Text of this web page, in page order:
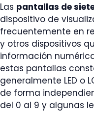
Las pantallas de
dispositivo de
frecuentemente en
y otros dispositivos
información
estas pantallas
generalmente LED o
de forma
del 0 al 9 y algunas